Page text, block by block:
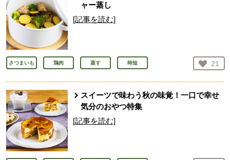
ャー蒸し
[記事を読む]
さつまいも 鶏肉 蒸す 時短 お気
21
人
スイーツで味わう秋の味覚！一口で幸せ
気分のおやつ特集
[記事を読む]